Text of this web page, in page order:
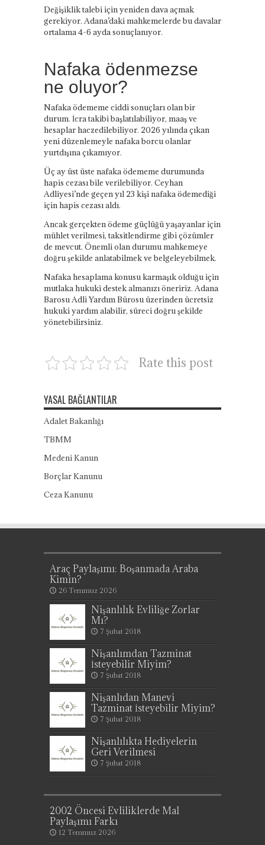
Değişiklik talebi için yeniden dava açmak
gerekiyor. Adana’daki mahkemelerde bu davalar
ortalama 4-6 ayda sonuçlanıyor.
Nafaka ödenmezse
ne oluyor?
Nafaka ödememe ciddi sonuçları olan bir
durum. İcra takibi başlatılabiliyor, maaş ve
hesaplar haczedilebiliyor. 2026 yılında çıkan
yeni düzenlemeyle nafaka borcu olanlar
yurtdışına çıkamıyor.
Üç ay üst üste nafaka ödememe durumunda
hapis cezası bile verilebiliyor. Ceyhan
Adliyesi’nde geçen yıl 23 kişi nafaka ödemediği
için hapis cezası aldı.
Ancak gerçekten ödeme güçlüğü yaşayanlar için
mühlet verilmesi, taksitlendirme gibi çözümler
de mevcut. Önemli olan durumu mahkemeye
doğru şekilde anlatabilmek ve belgeleyebilmek.
Nafaka hesaplama konusu karmaşık olduğu için
mutlaka hukuki destek almanızı öneririz. Adana
Barosu Adli Yardım Bürosu üzerinden ücretsiz
hukuki yardım alabilir, süreci doğru şekilde
yönetebilirsiniz.
Rate this post
YASAL BAĞLANTILAR
Adalet Bakanlığı
TBMM
Medeni Kanun
Borçlar Kanunu
Ceza Kanunu
Araç Paylaşımı: Boşanmada Araba
Kimin?
26 Temmuz 2026
Nişanlılık Evliliğe Zorlar
Mı?
7 Şubat 2018
Nişanlımdan Tazminat
İsteyebilir Miyim?
7 Şubat 2018
Nişanlıdan Manevi
Tazminat İsteyebilir Miyim?
7 Şubat 2018
Nişanlılıkta Hediyelerin
Geri Verilmesi
7 Şubat 2018
2002 Öncesi Evliliklerde Mal
Paylaşımı Farkı
12 Temmuz 2026